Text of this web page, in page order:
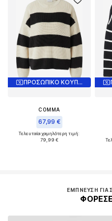
ΠΡΟΣΩΠΙΚΟ ΚΟΥΠΟΝΙ
COMMA
67,99 €
Τελευταία χαμηλότερη τιμή:
79,99 €
ΈΜΠΝΕΥΣΗ ΓΙΑ